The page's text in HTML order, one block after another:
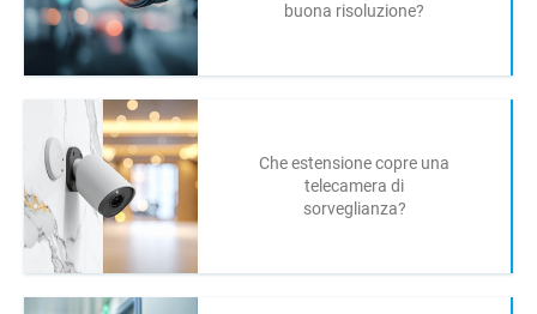
buona risoluzione?
Che estensione copre una
telecamera di
sorveglianza?